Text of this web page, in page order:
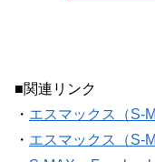
■関連リンク
・ エスマックス（S-
・ エスマックス（S-